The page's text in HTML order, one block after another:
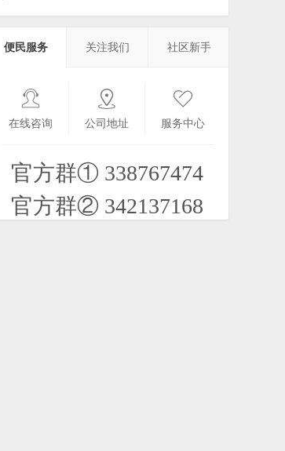
v1.4.3
【PPC/SP】动作类.波斯王子 零 2D 版
Prince of Persia 2D WVGA/
便民服务 关注我们 社区新手
在线咨询 公司地址 服务中心
官方群① 338767474
官方群② 342137168